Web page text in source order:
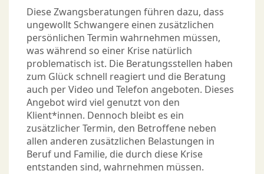
Diese Zwangsberatungen führen dazu, dass
ungewollt Schwangere einen zusätzlichen
persönlichen Termin wahrnehmen müssen,
was während so einer Krise natürlich
problematisch ist. Die Beratungsstellen haben
zum Glück schnell reagiert und die Beratung
auch per Video und Telefon angeboten. Dieses
Angebot wird viel genutzt von den
Klient*innen. Dennoch bleibt es ein
zusätzlicher Termin, den Betroffene neben
allen anderen zusätzlichen Belastungen in
Beruf und Familie, die durch diese Krise
entstanden sind, wahrnehmen müssen.